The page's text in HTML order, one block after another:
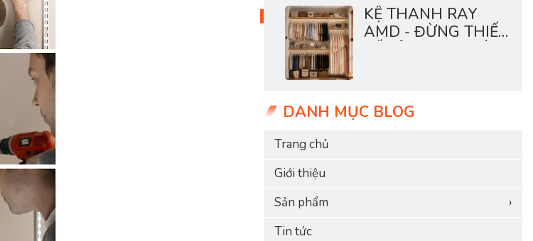
KỆ THANH RAY
AMD - ĐỪNG THIẾT
DANH MỤC BLOG
Trang chủ
Giới thiệu
Sản phẩm
›
Tin tức